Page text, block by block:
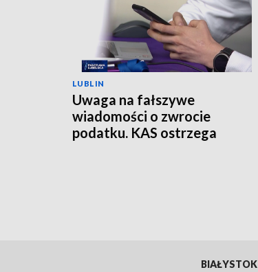
LUBLIN
Uwaga na fałszywe
wiadomości o zwrocie
podatku. KAS ostrzega
BIAŁYSTOK